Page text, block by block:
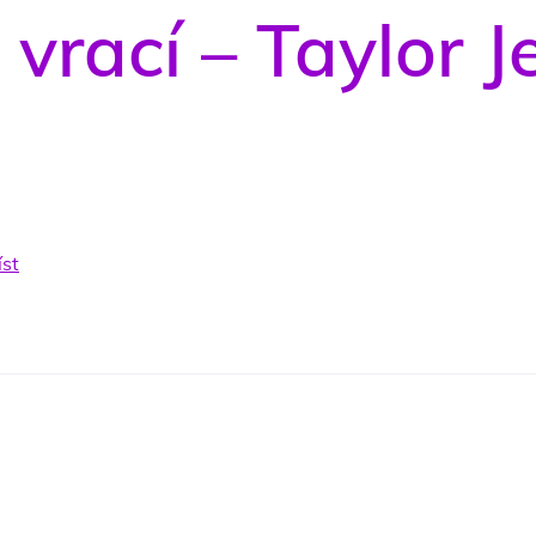
– Taylor